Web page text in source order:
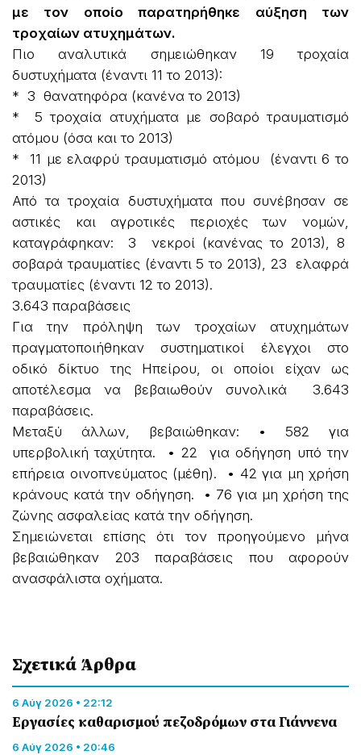
με τον οποίο παρατηρήθηκε αύξηση των
τροχαίων ατυχημάτων.
Πιο αναλυτικά σημειώθηκαν 19 τροχαία
δυστυχήματα (έναντι 11 το 2013):
* 3 θανατηφόρα (κανένα το 2013)
* 5 τροχαία ατυχήματα με σοβαρό τραυματισμό
ατόμου (όσα και το 2013)
* 11 με ελαφρύ τραυματισμό ατόμου (έναντι 6 το
2013)
Από τα τροχαία δυστυχήματα που συνέβησαν σε
αστικές και αγροτικές περιοχές των νομών,
καταγράφηκαν: 3 νεκροί (κανένας το 2013), 8
σοβαρά τραυματίες (έναντι 5 το 2013), 23 ελαφρά
τραυματίες (έναντι 12 το 2013).
3.643 παραβάσεις
Για την πρόληψη των τροχαίων ατυχημάτων
πραγματοποιήθηκαν συστηματικοί έλεγχοι στο
οδικό δίκτυο της Ηπείρου, οι οποίοι είχαν ως
αποτέλεσμα να βεβαιωθούν συνολικά 3.643
παραβάσεις.
Μεταξύ άλλων, βεβαιώθηκαν: • 582 για
υπερβολική ταχύτητα. • 22 για οδήγηση υπό την
επήρεια οινοπνεύματος (μέθη). • 42 για μη χρήση
κράνους κατά την οδήγηση. • 76 για μη χρήση της
ζώνης ασφαλείας κατά την οδήγηση.
Σημειώνεται επίσης ότι τον προηγούμενο μήνα
βεβαιώθηκαν 203 παραβάσεις που αφορούν
ανασφάλιστα οχήματα.
Σχετικά Άρθρα
6 Αύγ 2026 • 22:12
Εργασίες καθαρισμού πεζοδρόμων στα Γιάννενα
6 Αύγ 2026 • 20:46